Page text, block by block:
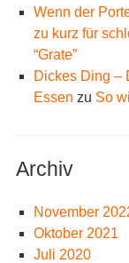
Wenn der
zu kurz für
“Grate”
Dickes Ding –
Essen zu So
Archiv
November
Oktober 2021
Juli 2020